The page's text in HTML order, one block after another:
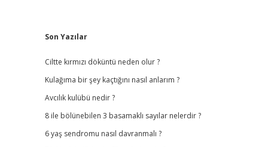
Sidebar
Son Yazılar
Ciltte kırmızı döküntü neden olur ?
Kulağıma bir şey kaçtığını nasıl anlarım ?
Avcılık kulübü nedir ?
8 ile bölünebilen 3 basamaklı sayılar nelerdir ?
6 yaş sendromu nasıl davranmalı ?
ilbethiltonbet